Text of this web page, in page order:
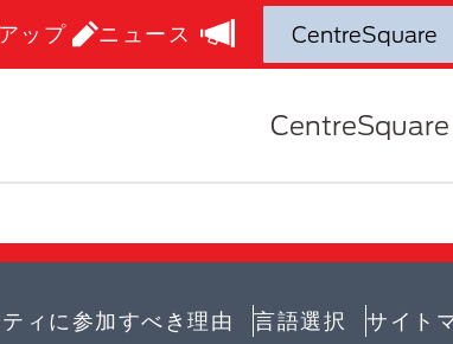
ップ ニュース
CentreSquare
ィに参加すべき理由 言語選択​ サイト